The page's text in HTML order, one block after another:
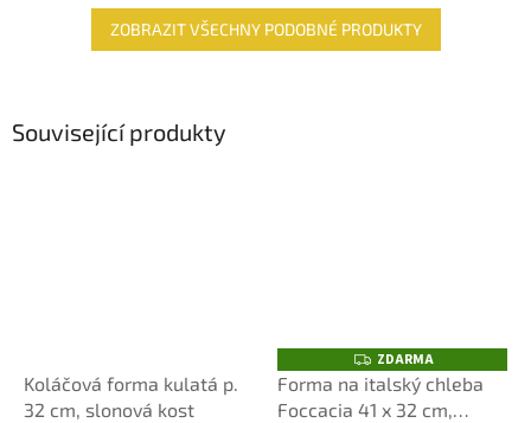
ZOBRAZIT VŠECHNY PODOBNÉ PRODUKTY
Související produkty
Koláčová forma kulatá p.
32 cm, slonová kost
Z
D
A
R
ZDARMA
Forma na italský chleba
Foccacia 41 x 32 cm,